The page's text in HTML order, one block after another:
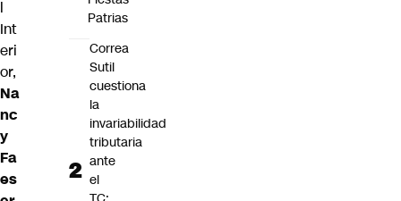
l
Int
eri
or,
Na
nc
y
Fa
es
Patrias
Correa
Sutil
cuestiona
la
invariabilidad
tributaria
ante
el